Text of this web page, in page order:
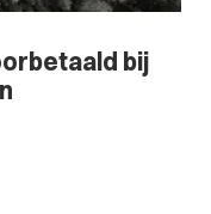
bij